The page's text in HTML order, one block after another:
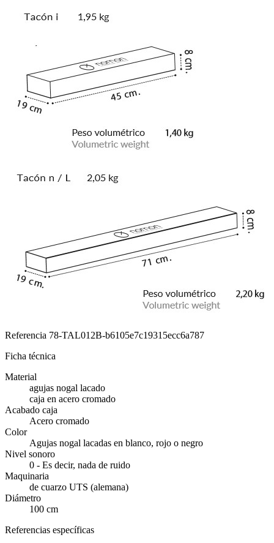
Referencia 78-TAL012B-b6105e7c19315ecc6a787
Ficha técnica
Material
agujas nogal lacado
caja en acero cromado
Acabado caja
Acero cromado
Color
Agujas nogal lacadas en blanco, rojo o negro
Nivel sonoro
0 - Es decir, nada de ruido
Maquinaria
de cuarzo UTS (alemana)
Diámetro
100 cm
Referencias específicas